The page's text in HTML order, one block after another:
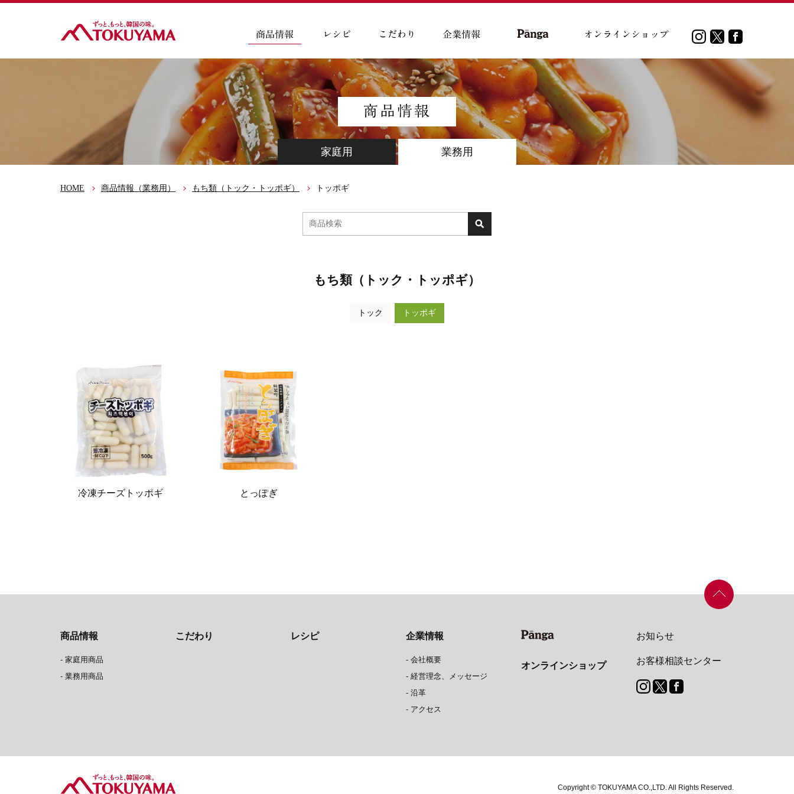
家庭用 業務用
HOME 商品情報（業務用） もち類（トック・トッポギ） トッポギ
もち類（トック・トッポギ）
トック トッポギ
冷凍チーズトッポギ とっぽぎ
商品情報
- 家庭用商品
- 業務用商品
こだわり レシピ 企業情報
- 会社概要
- 経営理念、メッセージ
- 沿革
- アクセス
オンラインショップ
お知らせ
お客様相談センター
Copyright © TOKUYAMA CO.,LTD.All Rights Reserved.